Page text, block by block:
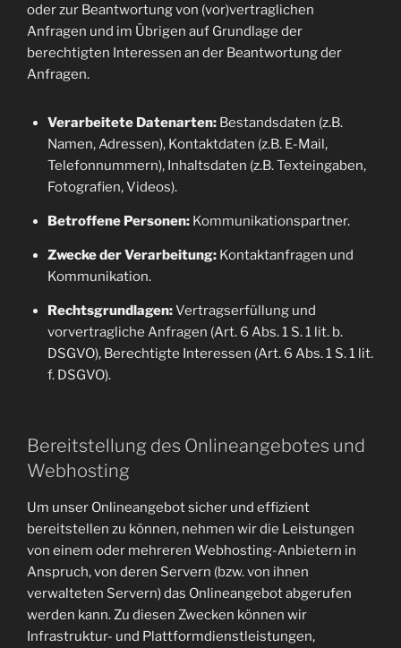
oder zur Beantwortung von (vor)vertraglichen
Anfragen und im Übrigen auf Grundlage der
berechtigten Interessen an der Beantwortung der
Anfragen.
Verarbeitete Datenarten:Bestandsdaten (z.B.
Namen, Adressen), Kontaktdaten (z.B. E-Mail,
Telefonnummern), Inhaltsdaten (z.B. Texteingaben,
Fotografien, Videos).
Betroffene Personen:Kommunikationspartner.
Zwecke der Verarbeitung:Kontaktanfragen und
Kommunikation.
Rechtsgrundlagen:Vertragserfüllung und
vorvertragliche Anfragen (Art. 6 Abs. 1 S. 1 lit. b.
DSGVO), Berechtigte Interessen (Art. 6 Abs. 1 S. 1 lit.
f. DSGVO).
Bereitstellung des Onlineangebotes und
Webhosting
Um unser Onlineangebot sicher und effizient
bereitstellen zu können, nehmen wir die Leistungen
von einem oder mehreren Webhosting-Anbietern in
Anspruch, von deren Servern (bzw. von ihnen
verwalteten Servern) das Onlineangebot abgerufen
werden kann. Zu diesen Zwecken können wir
Infrastruktur- und Plattformdienstleistungen,